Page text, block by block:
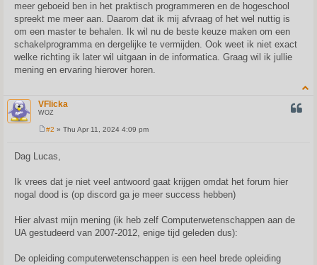
meer geboeid ben in het praktisch programmeren en de hogeschool
spreekt me meer aan. Daarom dat ik mij afvraag of het wel nuttig is
om een master te behalen. Ik wil nu de beste keuze maken om een
schakelprogramma en dergelijke te vermijden. Ook weet ik niet exact
welke richting ik later wil uitgaan in de informatica. Graag wil ik jullie
mening en ervaring hierover horen.
VFlicka
WOZ
t
#2 » Thu Apr 11, 2024 4:09 pm
Dag Lucas,
Ik vrees dat je niet veel antwoord gaat krijgen omdat het forum hier
nogal dood is (op discord ga je meer success hebben)
Hier alvast mijn mening (ik heb zelf Computerwetenschappen aan de
UA gestudeerd van 2007-2012, enige tijd geleden dus):
De opleiding computerwetenschappen is een heel brede opleiding